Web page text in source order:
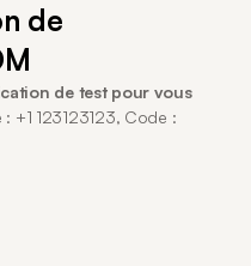
de
de test pour vous
+1 123123123, Code :